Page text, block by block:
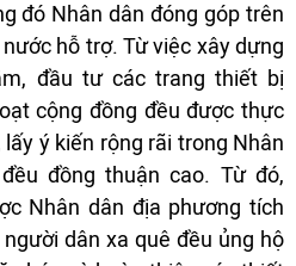
đó Nhân dân đóng góp trên
hỗ trợ. Từ việc xây dựng
đầu tư các trang thiết bị
cộng đồng đều được thực
ý kiến rộng rãi trong Nhân
đồng thuận cao. Từ đó,
Nhân dân địa phương tích
dân xa quê đều ủng hộ